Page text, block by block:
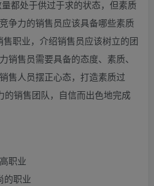
都处于供过于求的状态，但素质
争力的销售员应该具备哪些素质
售职业，介绍销售员应该树立的团
销售员需要具备的态度、素质、
售人员摆正心态，打造素质过
销售团队，自信而出色地完成
职业
的职业